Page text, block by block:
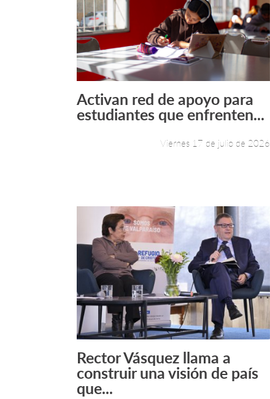
Leer más +
Activan red de apoyo para
estudiantes que enfrenten...
Viernes 17 de julio de 2026
Leer más +
Rector Vásquez llama a
construir una visión de país
que...